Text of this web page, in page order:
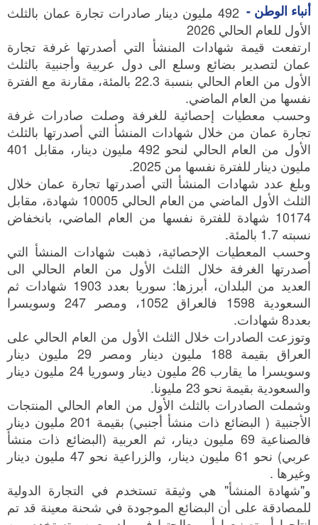
أنباء الوطن -
492 مليون دينار صادرات تجارة عمان بالثلث
الأول للعام الحالي 2026
ارتفعت قيمة شهادات المنشأ التي أصدرتها غرفة تجارة
عمان لتصدير بضائع وسلع الى دول عربية وأجنبية بالثلث
الأول من العام الحالي بنسبة 22.3 بالمئة، مقارنة مع الفترة
نفسها من العام الماضي.
وحسب معطيات إحصائية للغرفة وصلت صادرات غرفة
تجارة عمان من خلال شهادات المنشأ التي أصدرتها بالثلث
الأول من العام الحالي لنحو 492 مليون دينار، مقابل 401
مليون دينار للفترة نفسها من 2025.
وبلغ عدد شهادات المنشأ التي أصدرتها تجارة عمان خلال
الثلث الأول الماضي من العام الحالي 10005 شهادة، مقابل
10174 شهادة للفترة نفسها من العام الماضي، بانخفاض
نسبته 1.7 بالمئة.
وحسب المعطيات الإحصائية، ذهبت شهادات المنشأ التي
أصدرتها الغرفة خلال الثلث الأول من العام الحالي الى
العديد من البلدان، أبرزها: سوريا بعدد 1903 شهادات ثم
السعودية 1598 فالعراق 1052، ومصر 247 وسويسرا
بعدد8 شهادات.
وتوزعت الصادرات خلال الثلث الأول من العام الحالي على
العراق بقيمة 188 مليون دينار ومصر 29 مليون دينار
وسويسرا ما يقارب 26 مليون دينار وسوريا 24 مليون دينار
والسعودية بقيمة نحو 23 مليونا.
وشملت الصادرات بالثلث الأول من العام الحالي المنتجات
الأجنبية ( البضائع ذات منشأ أجنبي) بقيمة 201 مليون دينار
فالصناعية 69 مليون دينار، ثم العربية (البضائع ذات منشأ
عربي) نحو 61 مليون دينار، والزراعية نحو 47 مليون دينار
وغيرها .
و"شهادة المنشأ" هي وثيقة تستخدم في التجارة الدولية
للمصادقة على أن البضائع الموجودة في شحنة معينة قد تم